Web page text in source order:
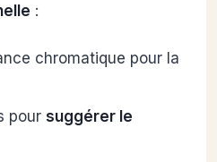
:
chromatique pour la
pour suggérer le